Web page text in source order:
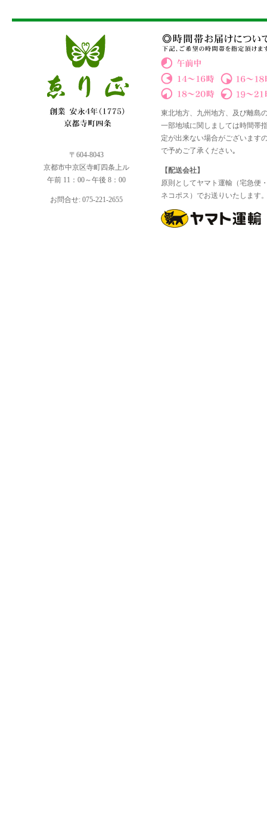
〒604-8043
京都市中京区寺町四条上ル
午前 11：00～午後 8：00
お問合せ: 075-221-2655
東北地方、九州地方、及び離島
一部地域に関しましては時間帯
定が出来ない場合がございます
で予めご了承ください｡
【配送会社】
原則としてヤマト運輸（宅急便
ネコポス）でお送りいたします